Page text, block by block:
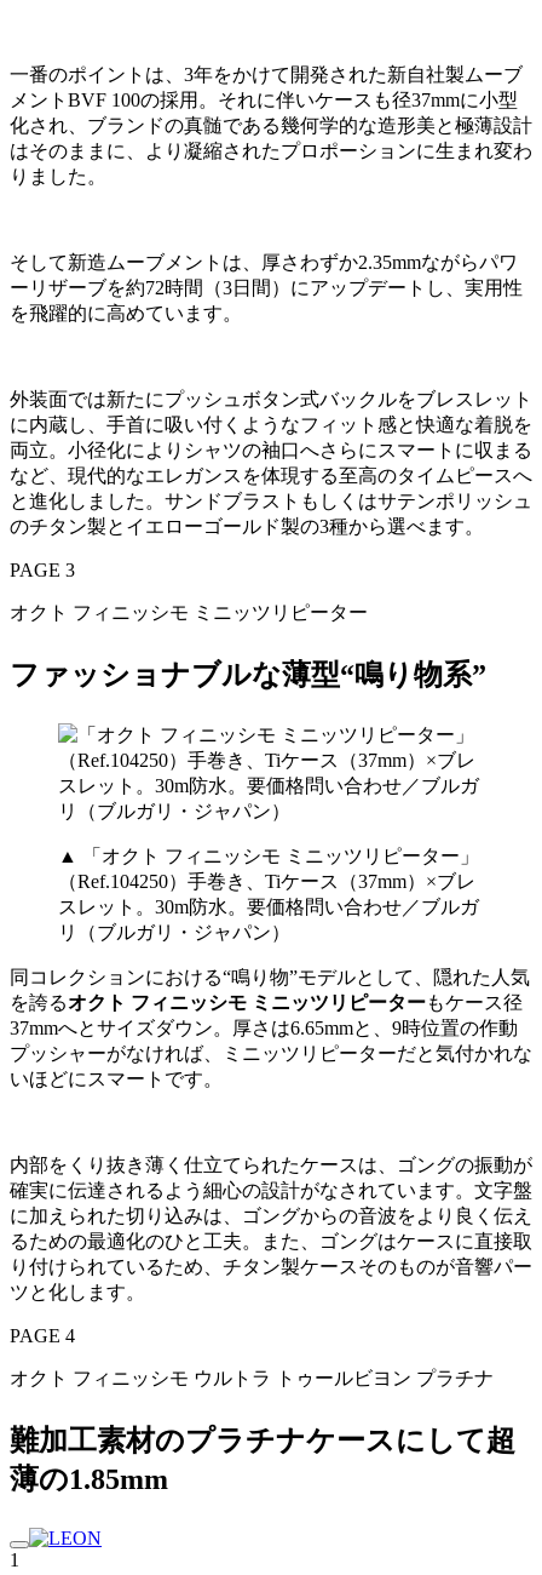
一番のポイントは、3年をかけて開発された新自社製ムーブ
メントBVF 100の採用。それに伴いケースも径37mmに小型
化され、ブランドの真髄である幾何学的な造形美と極薄設計
はそのままに、より凝縮されたプロポーションに生まれ変わ
りました。
そして新造ムーブメントは、厚さわずか2.35mmながらパワ
ーリザーブを約72時間（3日間）にアップデートし、実用性
を飛躍的に高めています。
外装面では新たにプッシュボタン式バックルをブレスレット
に内蔵し、手首に吸い付くようなフィット感と快適な着脱を
両立。小径化によりシャツの袖口へさらにスマートに収まる
など、現代的なエレガンスを体現する至高のタイムピースへ
と進化しました。サンドブラストもしくはサテンポリッシュ
のチタン製とイエローゴールド製の3種から選べます。
PAGE 3
オクト フィニッシモ ミニッツリピーター
ファッショナブルな薄型“鳴り物系”
▲ 「オクト フィニッシモ ミニッツリピーター」
（Ref.104250）手巻き、Tiケース（37mm）×ブレ
スレット。30m防水。要価格問い合わせ／ブルガ
リ（ブルガリ・ジャパン）
同コレクションにおける“鳴り物”モデルとして、隠れた人気
を誇るオクト フィニッシモ ミニッツリピーターもケース径
37mmへとサイズダウン。厚さは6.65mmと、9時位置の作動
プッシャーがなければ、ミニッツリピーターだと気付かれな
いほどにスマートです。
内部をくり抜き薄く仕立てられたケースは、ゴングの振動が
確実に伝達されるよう細心の設計がなされています。文字盤
に加えられた切り込みは、ゴングからの音波をより良く伝え
るための最適化のひと工夫。また、ゴングはケースに直接取
り付けられているため、チタン製ケースそのものが音響パー
ツと化します。
PAGE 4
オクト フィニッシモ ウルトラ トゥールビヨン プラチナ
難加工素材のプラチナケースにして超
薄の1.85mm
1